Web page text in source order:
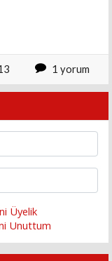
1 yorum
Üyelik
Unuttum